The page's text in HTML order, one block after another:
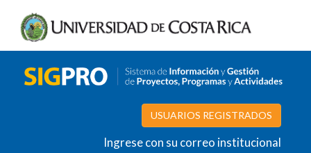
USUARIOS REGISTRADOS
Ingrese con su correo institucional